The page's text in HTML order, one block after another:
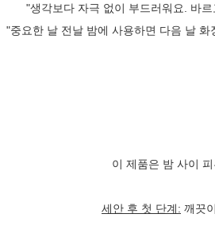
"생각보다 자극 없이 부드러워요. 바
"중요한 날 전날 밤에 사용하면 다음 날
이 제품은 밤 사이
세안 후 첫 단계: 깨끗